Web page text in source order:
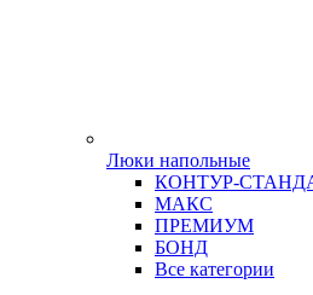
Люки напольные
КОНТУР-
МАКС
ПРЕМИУМ
БОНД
Все категории